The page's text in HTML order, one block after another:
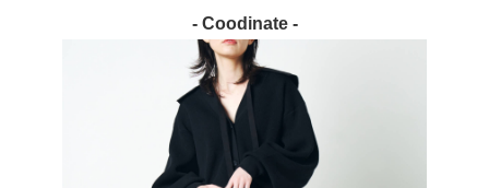
- Coodinate -